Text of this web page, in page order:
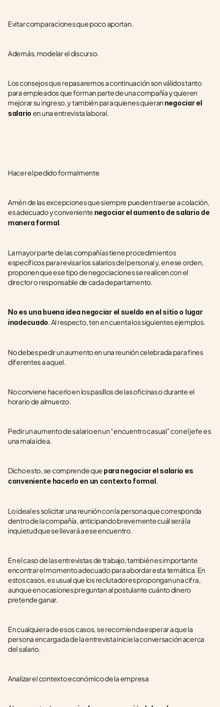
Evitar comparaciones que poco aportan.
Además, modelar el discurso.
Los consejos que repasaremos a continuación son válidos tanto
para empleados que forman parte de una compañía y quieren
mejorar su ingreso, y también para quienes quieran negociar el
salario en una entrevista laboral.
Hacer el pedido formalmente
Amén de las excepciones que siempre pueden traerse a colación,
es adecuado y conveniente negociar el aumento de salario de
manera formal.
La mayor parte de las compañías tiene procedimientos
específicos para revisar los salarios del personal y, en ese orden,
proponen que ese tipo de negociaciones se realicen con el
director o responsable de cada departamento.
No es una buena idea negociar el sueldo en el sitio o lugar
inadecuado. Al respecto, ten en cuenta los siguientes ejemplos.
No debes pedir un aumento en una reunión celebrada para fines
diferentes a aquel.
No conviene hacerlo en los pasillos de las oficinas o durante el
horario de almuerzo.
Pedir un aumento de salario en un “encuentro casual” con el jefe es
una mala idea.
Dicho esto, se comprende que para negociar el salario es
conveniente hacerlo en un contexto formal.
Lo ideal es solicitar una reunión con la persona que corresponda
dentro de la compañía, anticipando brevemente cuál será la
inquietud que se llevará a ese encuentro.
En el caso de las entrevistas de trabajo, también es importante
encontrar el momento adecuado para abordar esta temática. En
estos casos, es usual que los reclutadores propongan una cifra,
aunque en ocasiones preguntan al postulante cuánto dinero
pretende ganar.
En cualquiera de esos casos, se recomienda esperar a que la
persona encargada de la entrevista inicie la conversación acerca
del salario.
Analizar el contexto económico de la empresa